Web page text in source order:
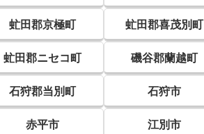
虻田郡京極町 虻田郡喜茂別町
虻田郡ニセコ町 磯谷郡蘭越町
石狩郡当別町 石狩市
赤平市 江別市